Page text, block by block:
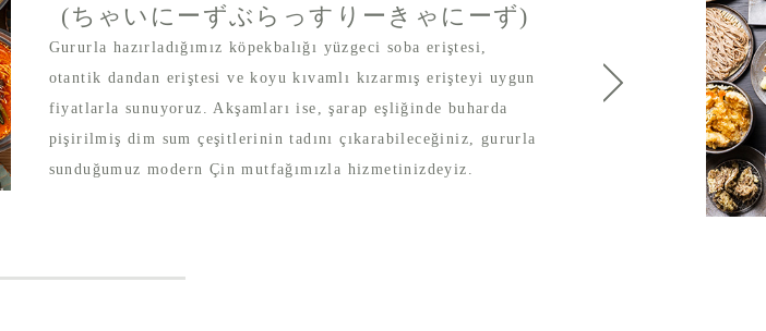
(ちゃいにーずぶらっすりーきゃにーず)
Gururla hazırladığımız köpekbalığı yüzgeci soba eriştesi,
otantik dandan eriştesi ve koyu kıvamlı kızarmış erişteyi uygun
fiyatlarla sunuyoruz. Akşamları ise, şarap eşliğinde buharda
pişirilmiş dim sum çeşitlerinin tadını çıkarabileceğiniz, gururla
sunduğumuz modern Çin mutfağımızla hizmetinizdeyiz.